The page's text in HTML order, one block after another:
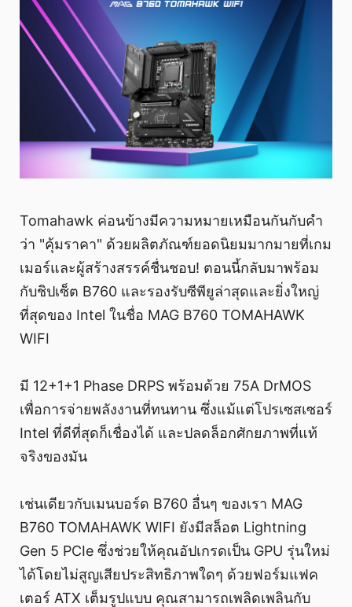
Tomahawk ค่อนข้างมีความหมายเหมือนกันกับคำ
ว่า "คุ้มราคา" ด้วยผลิตภัณฑ์ยอดนิยมมากมายที่เกม
เมอร์และผู้สร้างสรรค์ชื่นชอบ! ตอนนี้กลับมาพร้อม
กับชิปเซ็ต B760 และรองรับซีพียูล่าสุดและยิ่งใหญ่
ที่สุดของ Intel ในชื่อ MAG B760 TOMAHAWK
WIFI
มี 12+1+1 Phase DRPS พร้อมด้วย 75A DrMOS
เพื่อการจ่ายพลังงานที่ทนทาน ซึ่งแม้แต่โปรเซสเซอร์
Intel ที่ดีที่สุดก็เชื่องได้ และปลดล็อกศักยภาพที่แท้
จริงของมัน
เช่นเดียวกับเมนบอร์ด B760 อื่นๆ ของเรา MAG
B760 TOMAHAWK WIFI ยังมีสล็อต Lightning
Gen 5 PCIe ซึ่งช่วยให้คุณอัปเกรดเป็น GPU รุ่นใหม่
ได้โดยไม่สูญเสียประสิทธิภาพใดๆ ด้วยฟอร์มแฟค
เตอร์ ATX เต็มรูปแบบ คุณสามารถเพลิดเพลินกับ